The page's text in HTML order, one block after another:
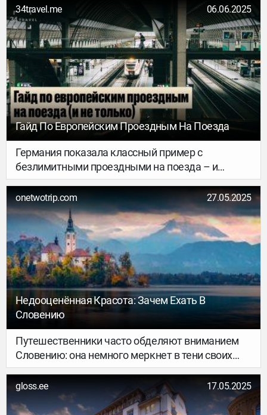
они не так пугающе, как казалось сначала.
Рассказываем, что меняется, почему и как к
этому подготовиться. Важно: требования
одинаковые для граждан Беларуси, Украины и
России без визы или ВНЖ Латвии – без
исключений.
34travel.me 06.06.2025
Гайд По Европейским Проездным На Поезда
Германия показала классный пример с
безлимитными проездными на поезда – и
другие европейские страны тоже подтянулись.
Мы уже выкопали как минимум шесть локаций с
похожими пассами. Хочешь путешествовать по
Европе выгодно и экологично? Смотри, где
можно.
onetwotrip.com 27.05.2025
Недооценённая Красота: Зачем Ехать В
Словению
Путешественники часто обделяют вниманием
Словению: она немного меркнет в тени своих
соседей — Австрии, Венгрии, Италии и Хорватии.
Но здесь побывать действительно стоит: в
маленьком государстве уместились горные
хребты, зелёные долины, национальные парки и
gloss.ee 17.05.2025